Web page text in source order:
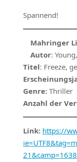
Spannend!
Mahringer
Autor:
Titel: Freeze,
Genre: Thriller
Anzahl der
Link: https://